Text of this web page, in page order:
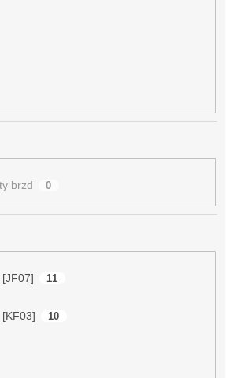
brzd 0
11
10